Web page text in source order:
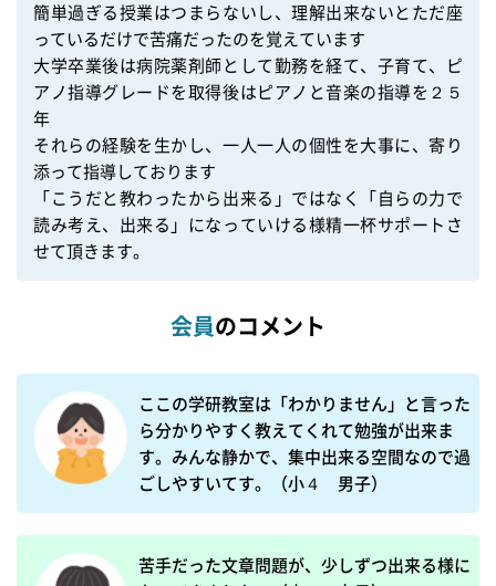
簡単過ぎる授業はつまらないし、理解出来ないとただ座
っているだけで苦痛だったのを覚えています
大学卒業後は病院薬剤師として勤務を経て、子育て、ピ
アノ指導グレードを取得後はピアノと音楽の指導を２５
年
それらの経験を生かし、一人一人の個性を大事に、寄り
添って指導しております
「こうだと教わったから出来る」ではなく「自らの力で
読み考え、出来る」になっていける様精一杯サポートさ
せて頂きます。
会員のコメント
ここの学研教室は「わかりません」と言った
ら分かりやすく教えてくれて勉強が出来ま
す。みんな静かで、集中出来る空間なので過
ごしやすいてす。（小４　男子）
苦手だった文章問題が、少しずつ出来る様に